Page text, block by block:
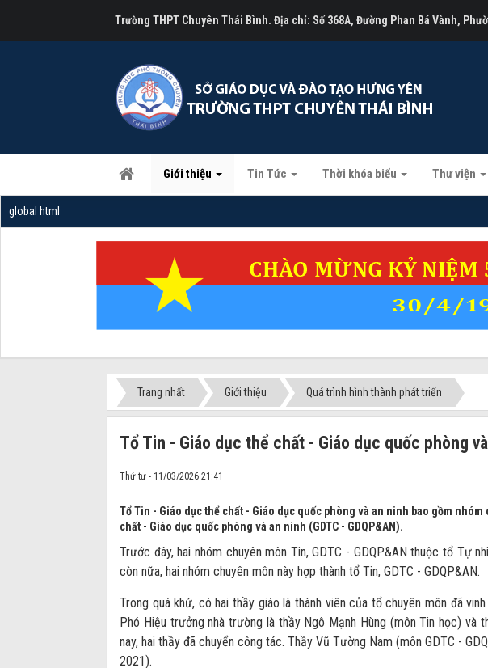
Giới thiệu Tin Tức Thời khóa biểu Thư viện
Trường THPT Chuyên Thái Bình. Địa chỉ: Số 368A, Đường Phan Bá Vành,
global html
Trang nhất Giới thiệu Quá trình hình thành phát triển
Tổ Tin - Giáo dục thể chất - Giáo dục quốc phòng
Thứ tư - 11/03/2026 21:41
Tổ Tin - Giáo dục thể chất - Giáo dục quốc phòng và an ninh bao gồm
chất - Giáo dục quốc phòng và an ninh (GDTC - GDQP&AN).
Trước đây, hai nhóm chuyên môn Tin, GDTC - GDQP&AN thuộc tổ Tự
còn nữa, hai nhóm chuyên môn này hợp thành tổ Tin, GDTC - GDQP&AN.
Trong quá khứ, có hai thầy giáo là thành viên của tổ chuyên môn đã
Phó Hiệu trưởng nhà trường là thầy Ngô Mạnh Hùng (môn Tin học) và
nay, hai thầy đã chuyển công tác. Thầy Vũ Tường Nam (môn GDTC -
2021).